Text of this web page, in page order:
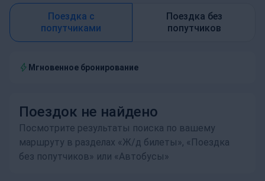
Поездка с
попутчиками
Поездка без
попутчиков
Мгновенное бронирование
Поездок не найдено
Посмотрите результаты поиска по вашему
маршруту в разделах «Ж/д билеты», «Поездка
без попутчиков» или «Автобусы»